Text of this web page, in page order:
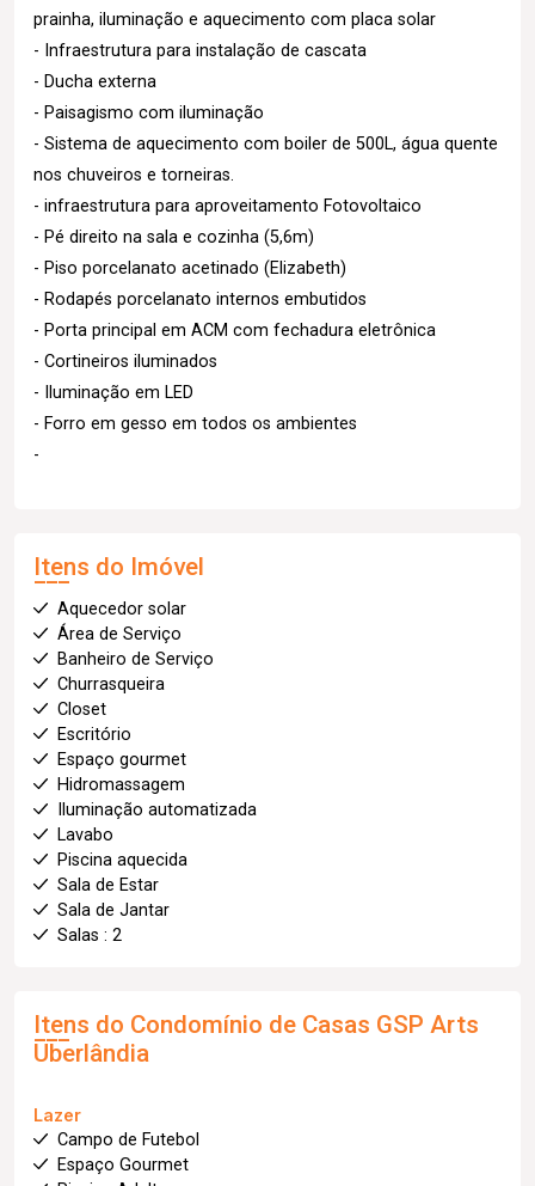
prainha, iluminação e aquecimento com placa solar
- Infraestrutura para instalação de cascata
- Ducha externa
- Paisagismo com iluminação
- Sistema de aquecimento com boiler de 500L, água quente
nos chuveiros e torneiras.
- infraestrutura para aproveitamento Fotovoltaico
- Pé direito na sala e cozinha (5,6m)
- Piso porcelanato acetinado (Elizabeth)
- Rodapés porcelanato internos embutidos
- Porta principal em ACM com fechadura eletrônica
- Cortineiros iluminados
- Iluminação em LED
- Forro em gesso em todos os ambientes
-
Itens do Imóvel
Aquecedor solar
Área de Serviço
Banheiro de Serviço
Churrasqueira
Closet
Escritório
Espaço gourmet
Hidromassagem
Iluminação automatizada
Lavabo
Piscina aquecida
Sala de Estar
Sala de Jantar
Salas : 2
Itens do Condomínio de Casas GSP Arts
Uberlândia
Lazer
Campo de Futebol
Espaço Gourmet